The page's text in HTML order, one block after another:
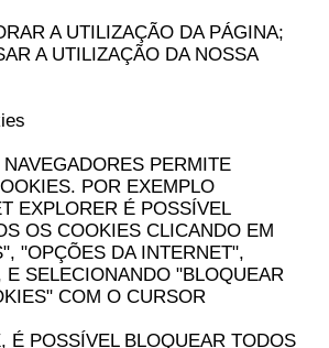
A UTILIZAÇÃO DA PÁGINA;
A UTILIZAÇÃO DA NOSSA
PERMITE
POR EXEMPLO
EXPLORER É POSSÍVEL
OS COOKIES CLICANDO EM
"OPÇÕES DA INTERNET",
E SELECIONANDO "BLOQUEAR
COM O CURSOR
É POSSÍVEL BLOQUEAR TODOS